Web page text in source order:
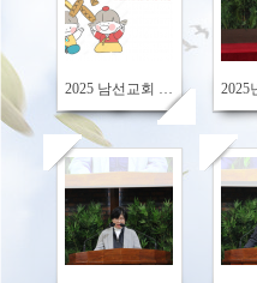
531
583